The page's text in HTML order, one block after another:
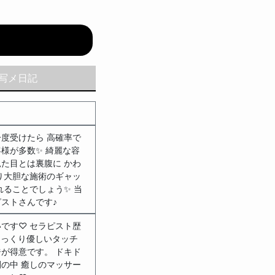
メ日記
受けたら 高確率で
が多数✨ 綺麗な容
目とは裏腹に かわ
胆な施術のギャッ
ことでしょう✨ 当
トさんです♪
す♡ セラピスト歴
くり優しいタッチ
得意です。 ドキド
中 癒しのマッサー